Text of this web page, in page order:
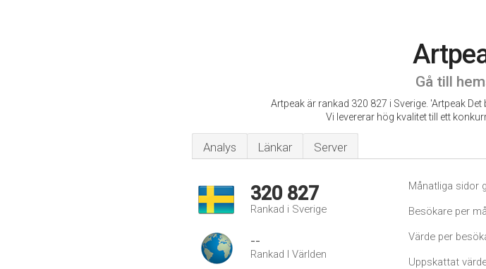
Gå till
Artpeak är rankad 320 827 i Sverige. 'Artpeak
Vi levererar hög kvalitet till ett
Analys Länkar Server
320 827
Rankad i Sverige
--
Rankad I Världen
Månatliga sidor
Besökare per
Värde per
Uppskattat